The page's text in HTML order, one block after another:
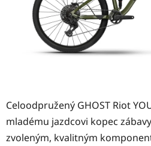
Celoodpružený GHOST Riot
mladému jazdcovi kopec
zvoleným, kvalitným